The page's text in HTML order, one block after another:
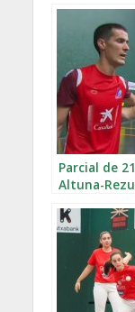
Parcial de
Altuna-